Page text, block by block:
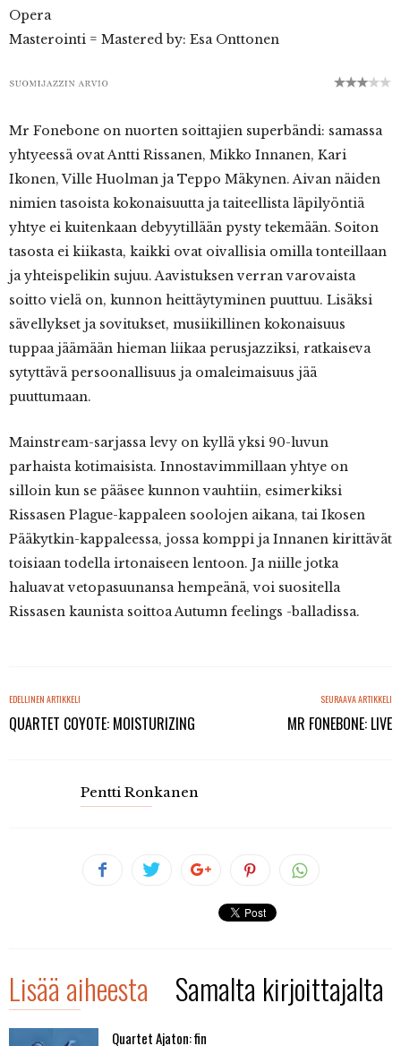
Opera
Masterointi = Mastered by: Esa Onttonen
Mr Fonebone on nuorten soittajien superbändi: samassa
yhtyeessä ovat Antti Rissanen, Mikko Innanen, Kari
Ikonen, Ville Huolman ja Teppo Mäkynen. Aivan näiden
nimien tasoista kokonaisuutta ja taiteellista läpilyöntiä
yhtye ei kuitenkaan debyytillään pysty tekemään. Soiton
tasosta ei kiikasta, kaikki ovat oivallisia omilla tonteillaan
ja yhteispelikin sujuu. Aavistuksen verran varovaista
soitto vielä on, kunnon heittäytyminen puuttuu. Lisäksi
sävellykset ja sovitukset, musiikillinen kokonaisuus
tuppaa jäämään hieman liikaa perusjazziksi, ratkaiseva
sytyttävä persoonallisuus ja omaleimaisuus jää
puuttumaan.
Mainstream-sarjassa levy on kyllä yksi 90-luvun
parhaista kotimaisista. Innostavimmillaan yhtye on
silloin kun se pääsee kunnon vauhtiin, esimerkiksi
Rissasen Plague-kappaleen soolojen aikana, tai Ikosen
Pääkytkin-kappaleessa, jossa komppi ja Innanen kirittävät
toisiaan todella irtonaiseen lentoon. Ja niille jotka
haluavat vetopasuunansa hempeänä, voi suositella
Rissasen kaunista soittoa Autumn feelings -balladissa.
EDELLINEN ARTIKKELI
QUARTET COYOTE: MOISTURIZING
SEURAAVA ARTIKKELI
MR FONEBONE: LIVE
Pentti Ronkanen
Lisää aiheesta Samalta kirjoittajalta
Quartet Ajaton: fin